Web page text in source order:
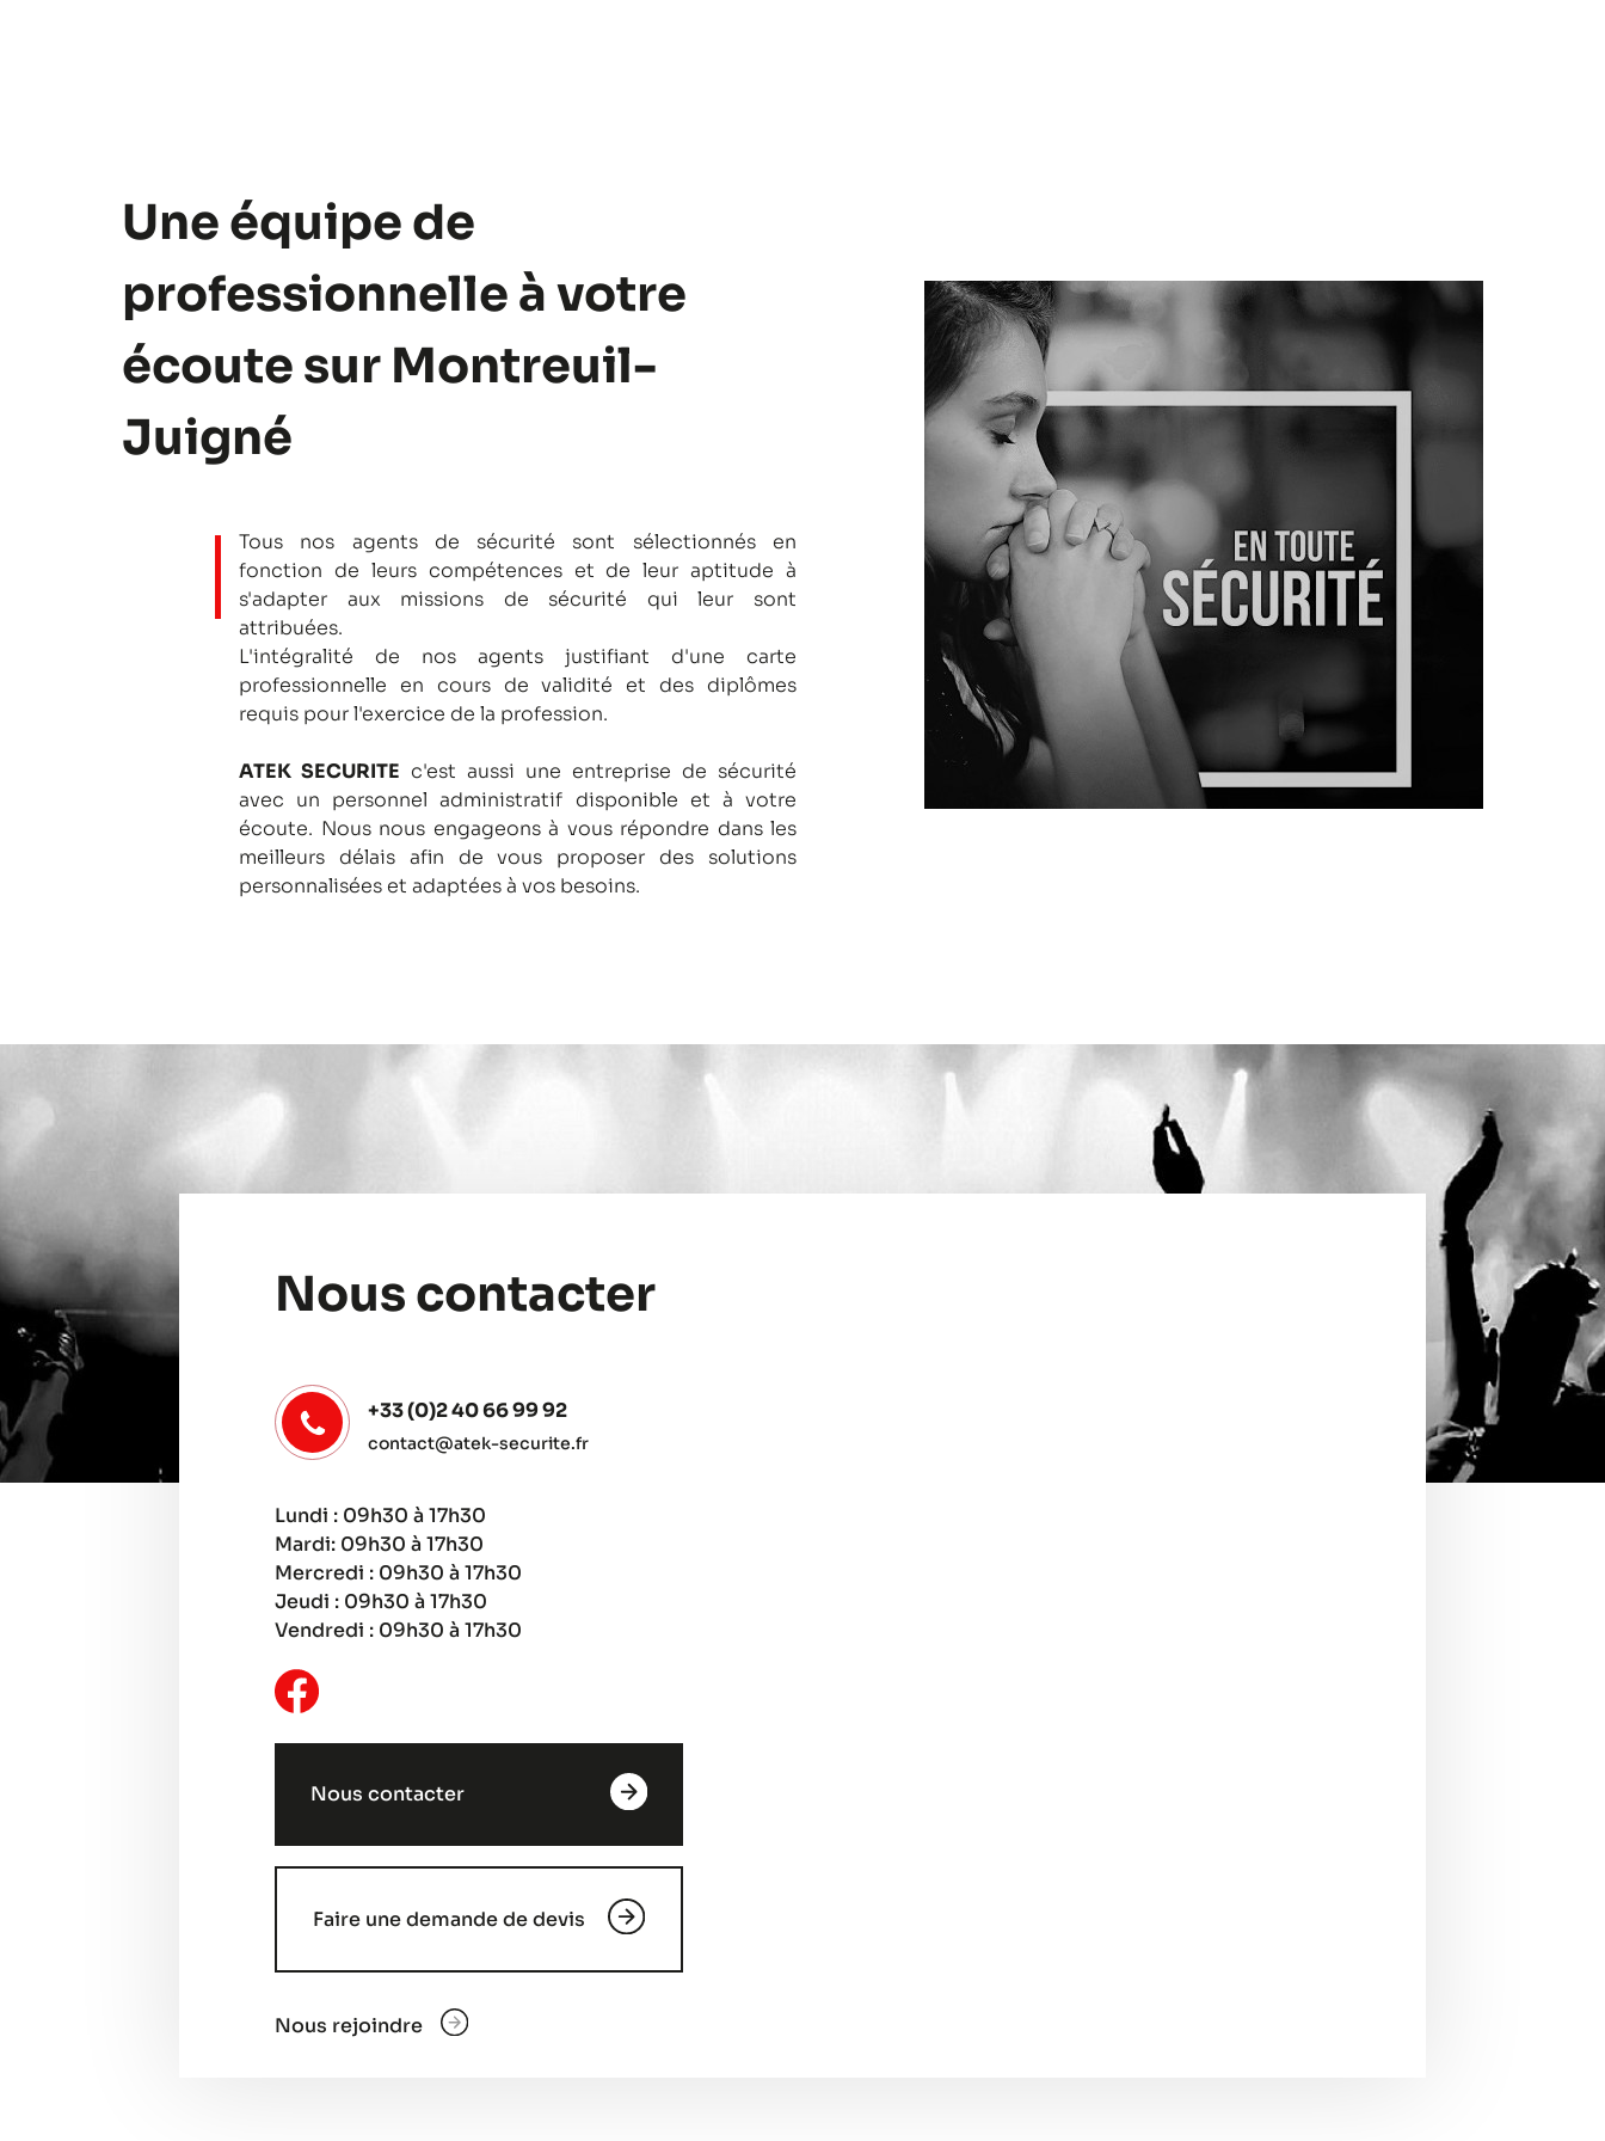
Une équipe de
professionnelle à votre
écoute sur Montreuil-
Juigné
Tous nos agents de sécurité sont sélectionnés en
fonction de leurs compétences et de leur aptitude à
s'adapter aux missions de sécurité qui leur sont
attribuées.
L'intégralité de nos agents justifiant d'une carte
professionnelle en cours de validité et des diplômes
requis pour l'exercice de la profession.
ATEK SECURITE c'est aussi une entreprise de sécurité
avec un personnel administratif disponible et à votre
écoute. Nous nous engageons à vous répondre dans les
meilleurs délais afin de vous proposer des solutions
personnalisées et adaptées à vos besoins.
Nous contacter
+33 (0)2 40 66 99 92
contact@atek-securite.fr
Lundi : 09h30 à 17h30
Mardi: 09h30 à 17h30
Mercredi : 09h30 à 17h30
Jeudi : 09h30 à 17h30
Vendredi : 09h30 à 17h30
Nous contacter
Faire une demande de devis
Nous rejoindre